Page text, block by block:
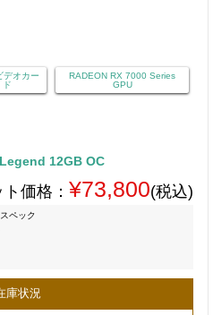
デオカー
ド
RADEON RX 7000 Series
GPU
12GB OC
価格： ¥73,800(税込)
スペック
庫状況